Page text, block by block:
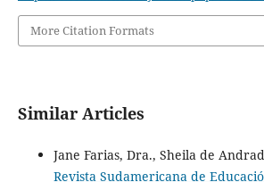
More Citation Formats
Similar Articles
Jane Farias, Dra., Sheila de
Revista Sudamericana de